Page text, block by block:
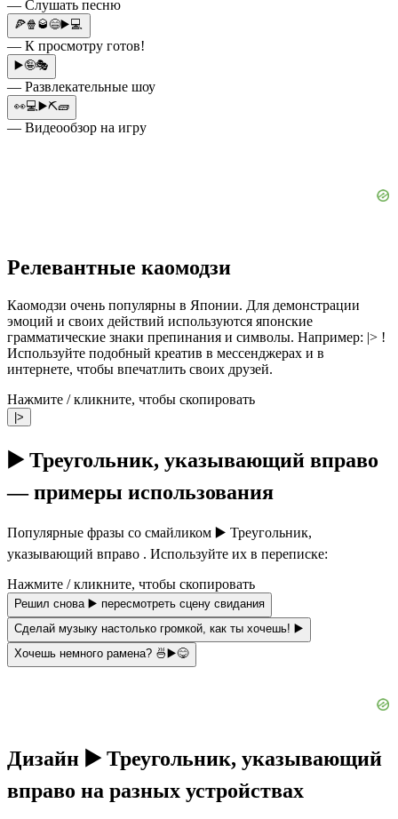
— Слушать песню
🍕🍿🥃😄▶️💻
— К просмотру готов!
▶️🤪🎭
— Развлекательные шоу
👀💻▶️⛏🧱
— Видеообзор на игру
Релевантные каомодзи
Каомодзи очень популярны в Японии. Для демонстрации
эмоций и своих действий используются японские
грамматические знаки препинания и символы. Например: |> !
Используйте подобный креатив в мессенджерах и в
интернете, чтобы впечатлить своих друзей.
Нажмите / кликните, чтобы скопировать
|>
▶️ Треугольник, указывающий вправо
— примеры использования
Популярные фразы со смайликом ▶️ Треугольник,
указывающий вправо . Используйте их в переписке:
Нажмите / кликните, чтобы скопировать
Решил снова ▶️ пересмотреть сцену свидания
Сделай музыку настолько громкой, как ты хочешь! ▶️
Хочешь немного рамена? 🍜▶️😋
Дизайн ▶️ Треугольник, указывающий
вправо на разных устройствах